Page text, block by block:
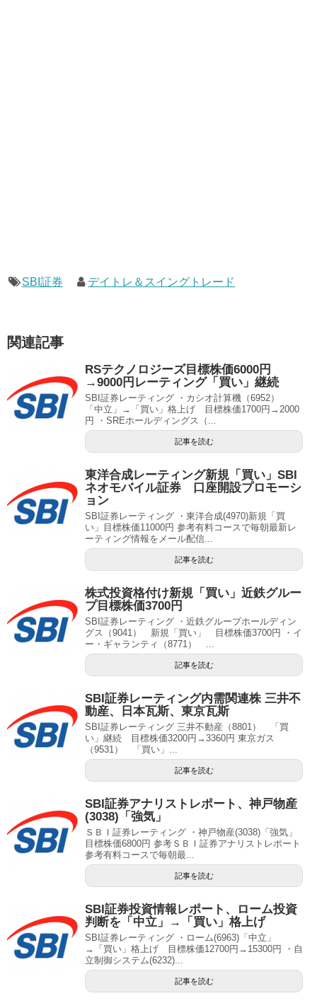
SBI証券 デイトレ＆スイングトレード
関連記事
RSテクノロジーズ目標株価6000円
→9000円レーティング「買い」継続
SBI証券レーティング ・カシオ計算機（6952）
「中立」→「買い」格上げ 目標株価1700円→2000
円 ・SREホールディングス（...
記事を読む
東洋合成レーティング新規「買い」SBI
ネオモバイル証券 口座開設プロモーシ
ョン
SBI証券レーティング ・東洋合成(4970)新規「買
い」目標株価11000円 参考有料コースで毎朝最新レ
ーティング情報をメール配信...
記事を読む
株式投資格付け新規「買い」近鉄グルー
プ目標株価3700円
SBI証券レーティング ・近鉄グループホールディン
グス（9041） 新規「買い」 目標株価3700円 ・イ
ー・ギャランティ（8771） ...
記事を読む
SBI証券レーティング内需関連株 三井不
動産、日本瓦斯、東京瓦斯
SBI証券レーティング 三井不動産（8801） 「買
い」継続 目標株価3200円→3360円 東京ガス
（9531） 「買い」...
記事を読む
SBI証券アナリストレポート、神戸物産
(3038)「強気」
ＳＢＩ証券レーティング ・神戸物産(3038)「強気」
目標株価6800円 参考ＳＢＩ証券アナリストレポート
参考有料コースで毎朝最...
記事を読む
SBI証券投資情報レポート、ローム投資
判断を「中立」→「買い」格上げ
SBI証券レーティング ・ローム(6963)「中立」
→「買い」格上げ 目標株価12700円→15300円 ・自
立制御システム(6232)...
記事を読む